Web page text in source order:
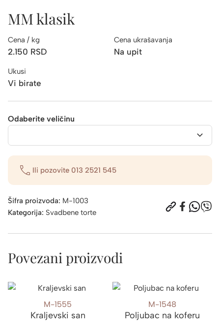
MM klasik
Cena / kg
2.150 RSD
Cena ukrašavanja
Na upit
Ukusi
Vi birate
Odaberite veličinu
Ili pozovite 013 2521 545
Šifra proizvoda: M-1003
Kategorija: Svadbene torte
Povezani proizvodi
M-1555
Kraljevski san
M-1548
Poljubac na koferu